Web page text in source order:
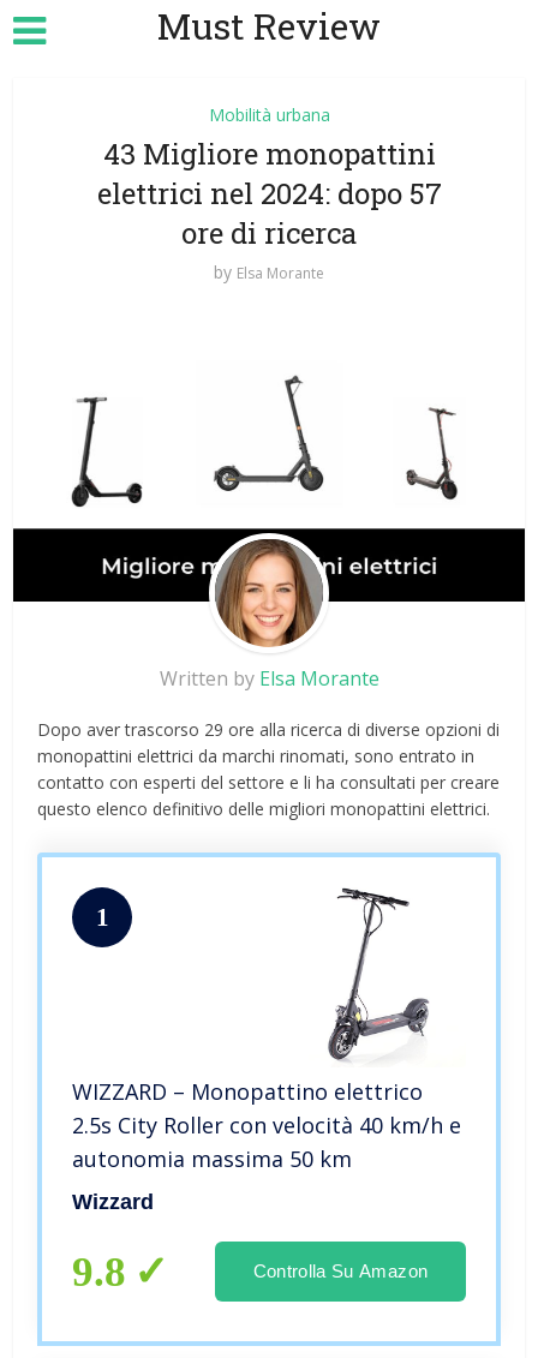
Must Review
Mobilità urbana
43 Migliore monopattini
elettrici nel 2024: dopo 57
ore di ricerca
by Elsa Morante
Written by Elsa Morante
Dopo aver trascorso 29 ore alla ricerca di diverse opzioni di
monopattini elettrici da marchi rinomati, sono entrato in
contatto con esperti del settore e li ha consultati per creare
questo elenco definitivo delle migliori monopattini elettrici.
1
WIZZARD – Monopattino elettrico
2.5s City Roller con velocità 40 km/h e
autonomia massima 50 km
Wizzard
9.8 Controlla Su Amazon